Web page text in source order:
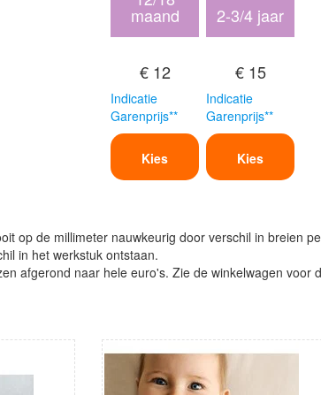
maand
€ 12
Indicatie
Garenprijs**
Kies
2-3/4 jaar
€ 15
Indicatie
Garenprijs**
Kies
op de millimeter nauwkeurig door verschil in breien
in het werkstuk ontstaan.
afgerond naar hele euro's. Zie de winkelwagen voor